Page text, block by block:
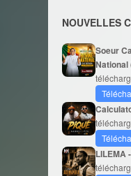
NOUVELLES
Soeur
National
LILEMA